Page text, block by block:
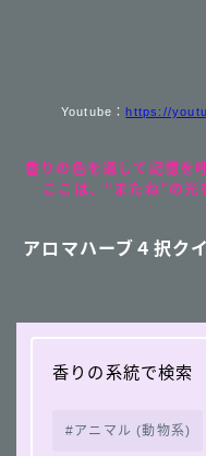
Youtube：https://
香りの色を通して記憶を
ここは、“またね”の光
アロマハーブ４択ク
香りの系統で検索
アニマル (動物系)